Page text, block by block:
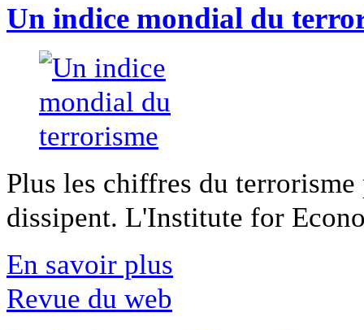
Un indice mondial du
Plus les chiffres du
dissipent. L'Institute for
En savoir plus
Revue du web